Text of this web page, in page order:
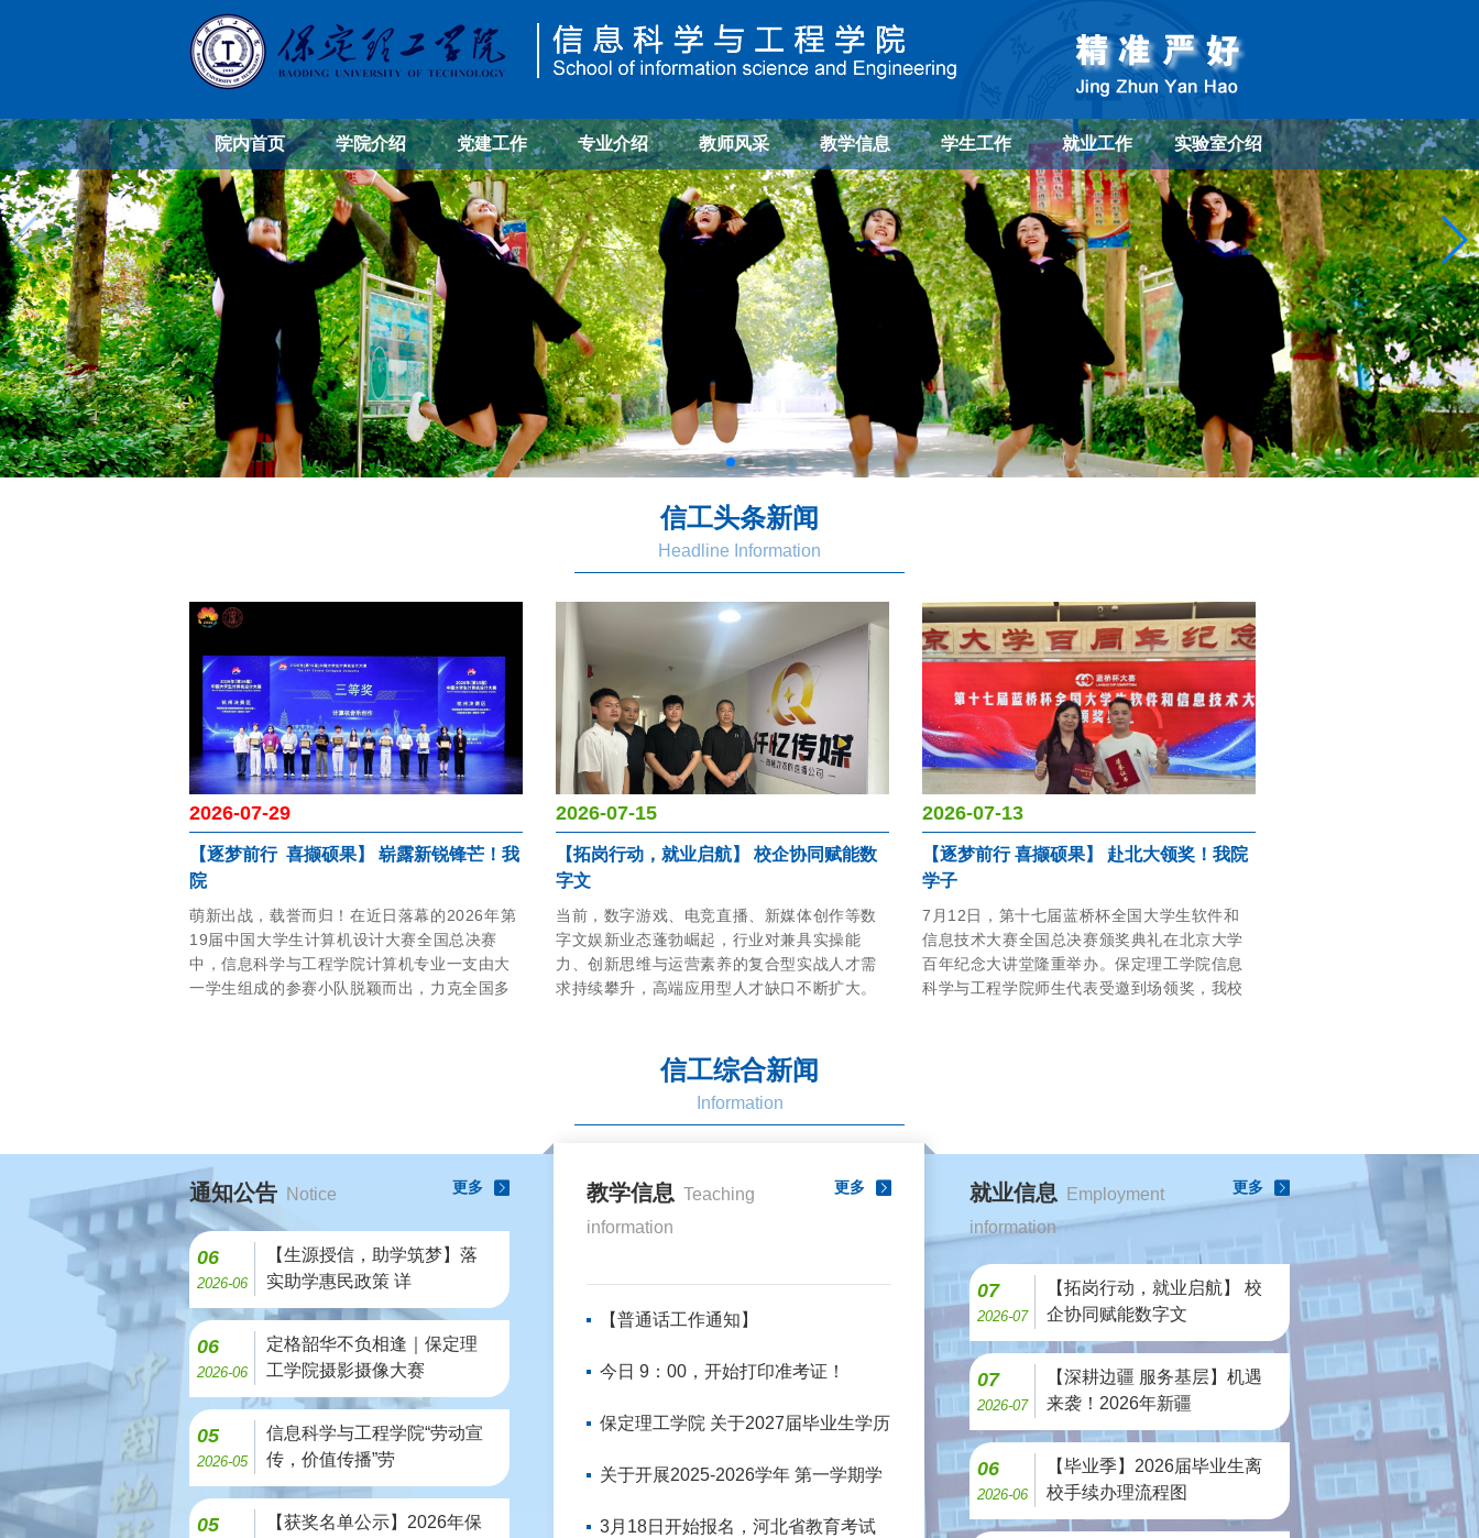
院内首页 学院介绍 党建工作 专业介绍 教师风采 教学信息 学生工作 就业工作 实验室介绍
信工头条新闻
Headline Information
2026-07-29
【逐梦前行 喜撷硕果】 崭露新锐锋芒！我
院
萌新出战，载誉而归！在近日落幕的2026年第
19届中国大学生计算机设计大赛全国总决赛
中，信息科学与工程学院计算机专业一支由大
一学生组成的参赛小队脱颖而出，力克全国多
2026-07-15
【拓岗行动，就业启航】 校企协同赋能数
字文
当前，数字游戏、电竞直播、新媒体创作等数
字文娱新业态蓬勃崛起，行业对兼具实操能
力、创新思维与运营素养的复合型实战人才需
求持续攀升，高端应用型人才缺口不断扩大。
2026-07-13
【逐梦前行 喜撷硕果】 赴北大领奖！我院
学子
7月12日，第十七届蓝桥杯全国大学生软件和
信息技术大赛全国总决赛颁奖典礼在北京大学
百年纪念大讲堂隆重举办。保定理工学院信息
科学与工程学院师生代表受邀到场领奖，我校
信工综合新闻
Information
更多
通知公告 Notice
06
2026-06
【生源授信，助学筑梦】落
实助学惠民政策 详
06
2026-06
定格韶华不负相逢｜保定理
工学院摄影摄像大赛
05
2026-05
信息科学与工程学院“劳动宣
传，价值传播”劳
05
【获奖名单公示】2026年保
更多
教学信息 Teaching
information
【普通话工作通知】
今日 9：00，开始打印准考证！
保定理工学院 关于2027届毕业生学历
学位电子
关于开展2025-2026学年 第一学期学
生网上评
3月18日开始报名，河北省教育考试
更多
就业信息
Employment
information
07
2026-07
【拓岗行动，就业启航】 校
企协同赋能数字文
07
2026-07
【深耕边疆 服务基层】机遇
来袭！2026年新疆
06
2026-06
【毕业季】2026届毕业生离
校手续办理流程图